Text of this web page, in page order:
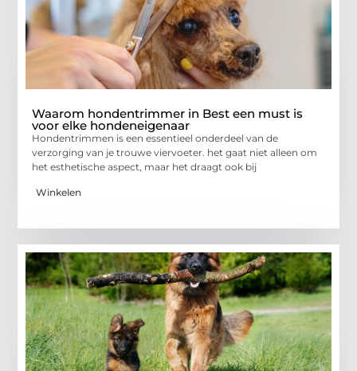
Waarom hondentrimmer in Best een must is
voor elke hondeneigenaar
Hondentrimmen is een essentieel onderdeel van de
verzorging van je trouwe viervoeter. het gaat niet alleen om
het esthetische aspect, maar het draagt ook bij
Winkelen